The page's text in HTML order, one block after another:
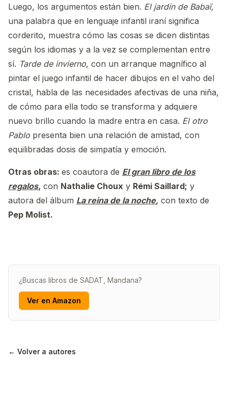
Luego, los argumentos están bien. El jardín de Babaï,
una palabra que en lenguaje infantil iraní significa
corderito, muestra cómo las cosas se dicen distintas
según los idiomas y a la vez se complementan entre
sí. Tarde de invierno, con un arranque magnífico al
pintar el juego infantil de hacer dibujos en el vaho del
cristal, habla de las necesidades afectivas de una niña,
de cómo para ella todo se transforma y adquiere
nuevo brillo cuando la madre entra en casa. El otro
Pablo presenta bien una relación de amistad, con
equilibradas dosis de simpatía y emoción.
Otras obras: es coautora de El gran libro de los
regalos, con Nathalie Choux y Rémi Saillard; y
autora del álbum La reina de la noche, con texto de
Pep Molist.
¿Buscas libros de SADAT, Mandana?
Ver en Amazon
← Volver a autores